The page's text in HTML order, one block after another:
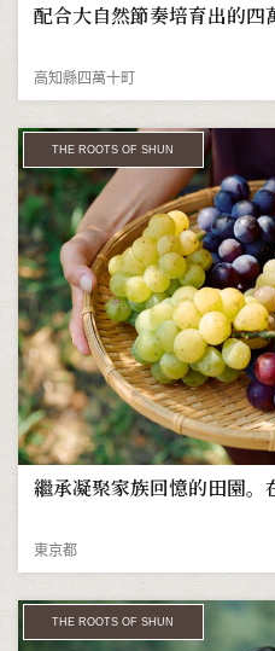
配合大自然節奏培育出的四
高知縣四萬十町
THE ROOTS OF SHUN
繼承凝聚家族回憶的田園。
東京都
THE ROOTS OF SHUN